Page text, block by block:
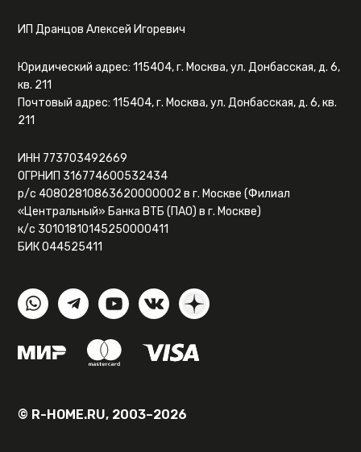
ИП Дранцов Алексей Игоревич
Юридический адрес: 115404, г. Москва, ул. Донбасская, д. 6,
кв. 211
Почтовый адрес: 115404, г. Москва, ул. Донбасская, д. 6, кв.
211
ИНН 773703492669
ОГРНИП 316774600532434
р/с 40802810863620000002 в г. Москве (Филиал
«Центральный» Банка ВТБ (ПАО) в г. Москве)
к/с 30101810145250000411
БИК 044525411
© R-HOME.RU, 2003–2026